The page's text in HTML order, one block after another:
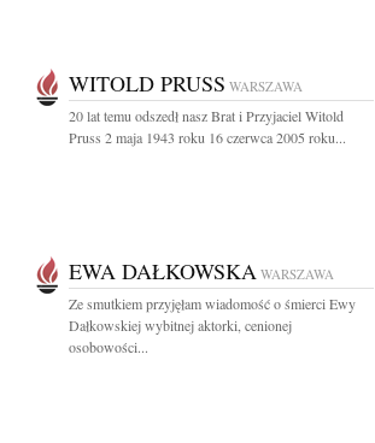
WITOLD PRUSS WARSZAWA
20 lat temu odszedł nasz Brat i Przyjaciel Witold
Pruss 2 maja 1943 roku 16 czerwca 2005 roku...
EWA DAŁKOWSKA WARSZAWA
Ze smutkiem przyjęłam wiadomość o śmierci Ewy
Dałkowskiej wybitnej aktorki, cenionej
osobowości...